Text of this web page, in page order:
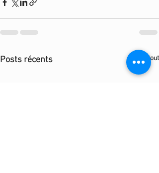
Posts récents Voir tout